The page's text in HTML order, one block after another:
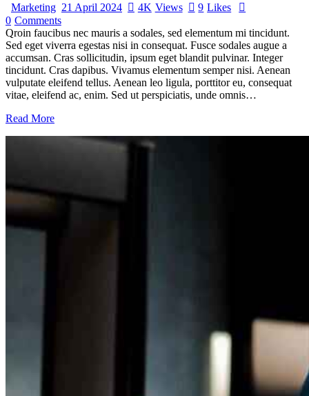
Marketing 21 April 2024 4K Views 9 Likes
0 Comments
Qroin faucibus nec mauris a sodales, sed elementum mi tincidunt.
Sed eget viverra egestas nisi in consequat. Fusce sodales augue a
accumsan. Cras sollicitudin, ipsum eget blandit pulvinar. Integer
tincidunt. Cras dapibus. Vivamus elementum semper nisi. Aenean
vulputate eleifend tellus. Aenean leo ligula, porttitor eu, consequat
vitae, eleifend ac, enim. Sed ut perspiciatis, unde omnis…
Read More